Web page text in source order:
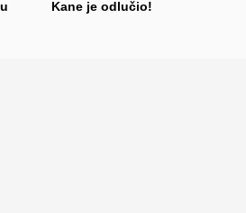
Kane je odlučio!